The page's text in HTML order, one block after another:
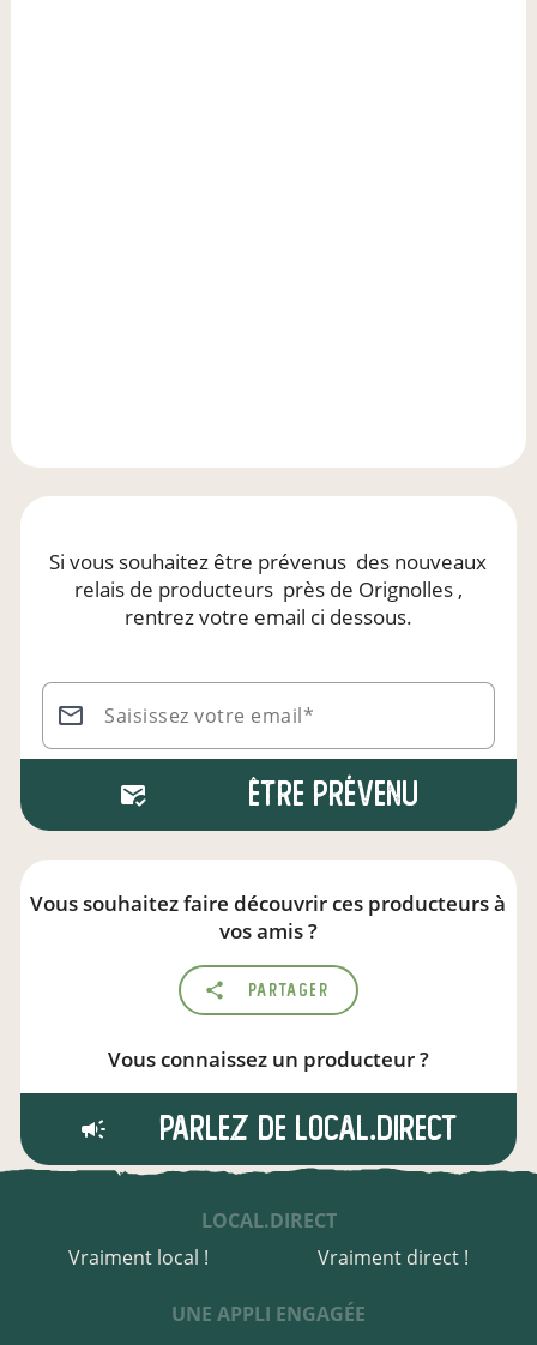
Si vous souhaitez être prévenus des nouveaux
relais de producteurs près de Orignolles,
rentrez votre email ci dessous.
Saisissez votre email*
Être prévenu
Vous souhaitez faire découvrir ces producteurs à
vos amis ?
Partager
Vous connaissez un producteur ?
Parlez de local.direct
LOCAL.DIRECT
Vraiment local !
Vraiment direct !
UNE APPLI ENGAGÉE